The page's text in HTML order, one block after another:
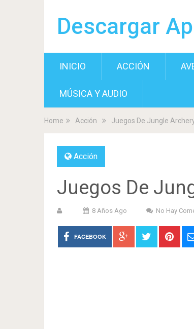
Descargar
INICIO ACCIÓN
MÚSICA Y AUDIO
Home Acción Juegos De Jungle
Acción
Juegos De
8 Años Ago No Hay
FACEBOOK